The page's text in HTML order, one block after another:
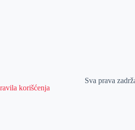
korišćenja
Sva prava